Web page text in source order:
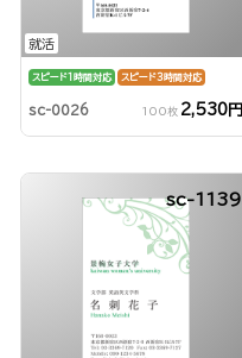
就活
スピード1時間対応 スピード3時間対応
sc-0026 100枚 2,530円
sc-1139